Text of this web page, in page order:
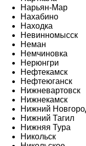
Нарьян-Мар
Нахабино
Находка
Невинномысск
Неман
Немчиновка
Нерюнгри
Нефтекамск
Нефтеюганск
Нижневартовск
Нижнекамск
Нижний
Нижний Тагил
Нижняя Тура
Никольск